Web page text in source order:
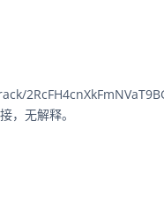
，无解释。